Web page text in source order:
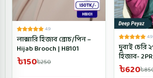
4.9
লাক্সারি হিজাব ব্রোচ/পিন –
Hijab Brooch | HB101
৳150৳250
4.9
দুবাই চেরি ২পার্ট
হিজাব-
Color
৳620